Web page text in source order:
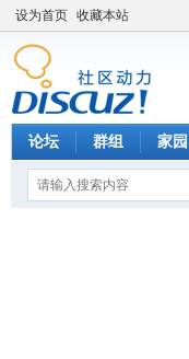
设为首页 收藏本站
论坛 群组 家园